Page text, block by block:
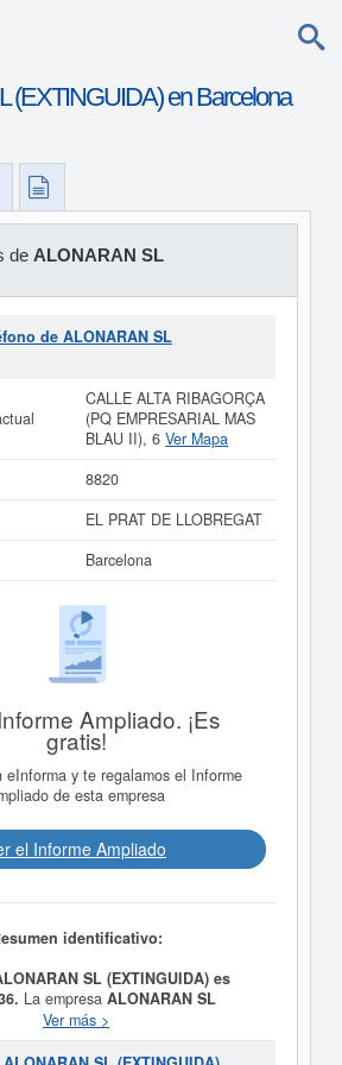
(EXTINGUIDA) en Barcelona
de ALONARAN SL
de ALONARAN SL
CALLE ALTA RIBAGORÇA
(PQ EMPRESARIAL MAS
BLAU II), 6 Ver Mapa
8820
EL PRAT DE LLOBREGAT
Barcelona
Ampliado. ¡Es
gratis!
eInforma y te regalamos el Informe
de esta empresa
el Informe Ampliado
identificativo:
SL (EXTINGUIDA) es
La empresa ALONARAN SL
tiene como objetivo A) LA
PARCELACION, CONSTRUCCION,
Y REFORMA, POR
Ver más >